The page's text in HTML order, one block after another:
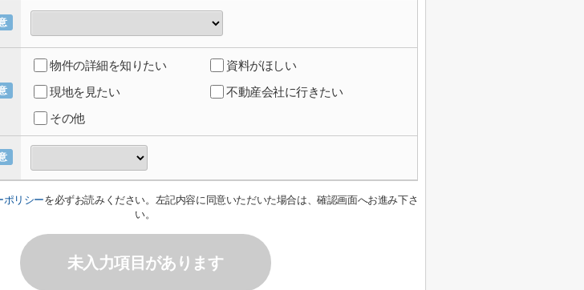
物件の詳細を知りたい
資料がほしい
現地を見たい
不動産会社に行きたい
その他
ポリシーを必ずお読みください。左記内容に同意いただいた場合は、確認画面へお進み下さ
い。
未入力項目があります